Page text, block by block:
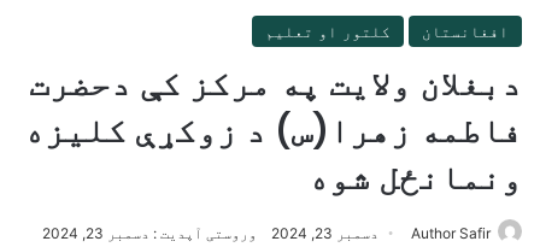
افغانستان کلتور او تعلیم
دبغلان ولايت په مرکز کې دحضرت
فاطمه زهرا(س) د زوکړې کليزه
ونمانځل شوه
Author Safir دسمبر 23, 2024 وروستی آپدیت : دسمبر 23, 2024